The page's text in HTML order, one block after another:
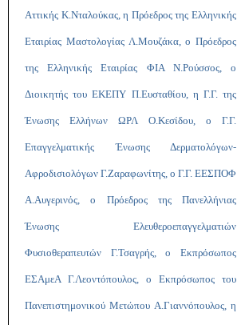
Αττικής Κ.Νταλούκας, η Πρόεδρος της Ελληνικής
Εταιρίας Μαστολογίας Λ.Μουζάκα, ο Πρόεδρος
της Ελληνικής Εταιρίας ΦΙΑ Ν.Ρούσσος, ο
Διοικητής του ΕΚΕΠΥ Π.Ευσταθίου, η Γ.Γ. της
Ένωσης Ελλήνων ΩΡΛ Ο.Κεσίδου, ο Γ.Γ.
Επαγγελματικής Ένωσης Δερματολόγων-
Αφροδισιολόγων Γ.Ζαραφωνίτης, ο Γ.Γ. ΕΕΣΠΟΦ
Α.Αυγερινός, ο Πρόεδρος της Πανελλήνιας
Ένωσης Ελευθεροεπαγγελματιών
Φυσιοθεραπευτών Γ.Τσαγρής, ο Εκπρόσωπος
ΕΣΑμεΑ Γ.Λεοντόπουλος, ο Εκπρόσωπος του
Πανεπιστημονικού Μετώπου Α.Γιαννόπουλος, η